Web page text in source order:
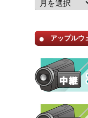
アップルウ